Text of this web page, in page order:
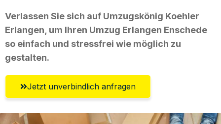
Verlassen Sie sich auf Umzugskönig Koehler
Erlangen, um Ihren Umzug Erlangen Enschede
so einfach und stressfrei wie möglich zu
gestalten.
Jetzt unverbindlich anfragen